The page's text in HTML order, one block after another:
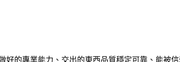
的專業能力、交出的東西品質穩定可靠、能被